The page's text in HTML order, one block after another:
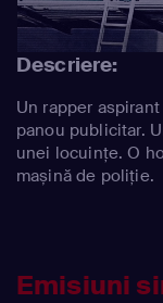
Descriere:
Un rapper
panou publicitar.
unei locuințe. O
mașină de poliție.
Emisiuni